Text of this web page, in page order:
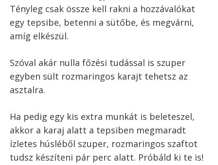
Tényleg csak össze kell rakni a hozzávalókat
egy tepsibe, betenni a sütőbe, és megvárni,
amíg elkészül.
Szóval akár nulla főzési tudással is szuper
egyben sült rozmaringos karajt tehetsz az
asztalra.
Ha pedig egy kis extra munkát is beleteszel,
akkor a karaj alatt a tepsiben megmaradt
ízletes húsléből szuper, rozmaringos szaftot
tudsz készíteni pár perc alatt. Próbáld ki te is!